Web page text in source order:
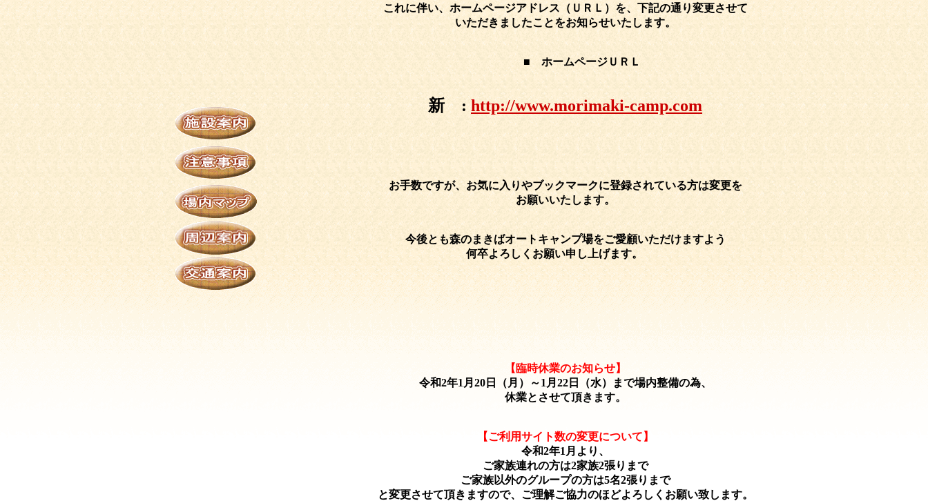
これに伴い、ホームページアドレス（ＵＲＬ）を、下記の通り変更させて
いただきましたことをお知らせいたします。
■ホームページＵＲＬ
新 : http://www.morimaki-camp.com
お手数ですが、お気に入りやブックマークに登録されている方は変更を
お願いいたします。
今後とも森のまきばオートキャンプ場をご愛顧いただけますよう
何卒よろしくお願い申し上げます。
【臨時休業のお知らせ】
令和2年1月20日（月）～1月22日（水）まで場内整備の為、
休業とさせて頂きます。
【ご利用サイト数の変更について】
令和2年1月より、
ご家族連れの方は2家族2張りまで
ご家族以外のグループの方は5名2張りまで
と変更させて頂きますので、ご理解ご協力のほどよろしくお願い致します。